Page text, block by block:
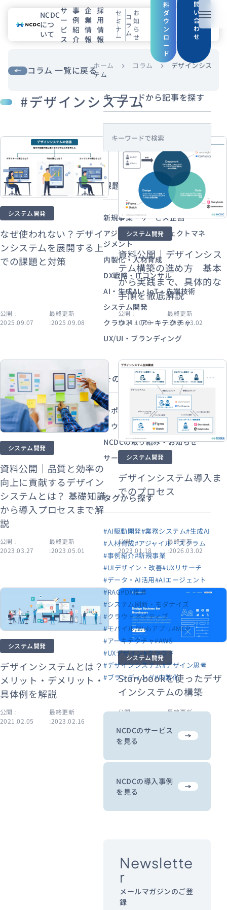
メニュ
NCDCについて
企業情報
採用情報
セミナーコラムお知らせ
エンジニアブログ（Zenn）
お役立ち情報（PJ Insight）
資料ダウンロード お問い合わせ
NCDC
につ
いて
サ
ー
ビ
ス
事
例
紹
介
企
業
情
報
採
用
情
報
セ
ミ
ナ
ー
コ
ラ
ム
お
知
ら
せ
料
ダ
ウ
ン
ロ
ー
ド
問
い
合
わ
せ
コラム 一覧に戻るホーム chevron_right コラム chevron_right
デザインシス
テム
#デザインシステム
システム開発
なぜ使われない？デザイ
ンシステムを展開する上
での課題と対策
公開 :
2025.09.07
最終更新
:2025.09.08
システム開発
資料公開｜デザインシス
テム構築の進め方 基本
から実践まで、具体的な
手順を徹底解説
公開 :
2024.10.03
最終更新
:2026.03.02
システム開発
資料公開｜品質と効率の
向上に貢献するデザイン
システムとは？ 基礎知識
から導入プロセスまで解
説
公開 :
2023.03.27
最終更新
:2023.05.01
システム開発
デザインシステム導入ま
でのプロセス
公開 :
2023.01.18
最終更新
:2026.03.02
システム開発
デザインシステムとは？
メリット・デメリット・
具体例を解説
公開 :
2021.02.05
最終更新
:2023.02.16
システム開発
Storybookを使ったデザ
インシステムの構築
公開 :
最終更新
キーワードから記事を探す
e
r
c
h
課題・目的から探す
新規事業・サービス企画
アジャイル・プロジェクトマネ
ジメント
内製化・人材育成
DX戦略・ITコンサル
AI・生成AI・IoT・先端技術
システム開発
クラウド・アーキテクチャ
UX/UI・ブランディング
その他から探す
レポート・資料公開
ノウハウ・ナレッジ
NCDCの取り組み・お知らせ
サービス・事例紹介
タグから探す
#AI駆動開発#業務システム#生成AI
#人材育成#アジャイル・スクラム
#事例紹介#新規事業
#UIデザイン・改善#UXリサーチ
#データ・AI活用#AIエージェント
#RAG#DX推進
#システム刷新・モダナイズ
#クラウドネイティブ
#モバイル/Webアプリ#MCP
#アーキテクチャ#AWS
#UXデザイン#クラウド
#デザインシステム#デザイン思考
#ブランディング#内製化
NCDCのサービス
を見る
NCDCの導入事例
を見る
Newslette
r
メールマガジンのご登
録